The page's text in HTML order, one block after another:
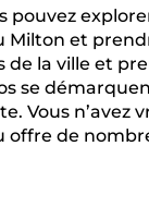
pouvez
Milton et
de la ville et
se
Vous n’avez
offre de